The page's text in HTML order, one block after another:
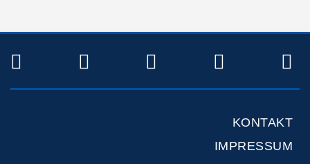
TWITTERFACEBOOKINSTAGRAM
KONTAKT
IMPRESSUM